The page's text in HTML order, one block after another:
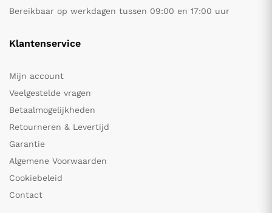
Bereikbaar op werkdagen tussen 09:00 en 17:00 uur
Klantenservice
Mijn account
Veelgestelde vragen
Betaalmogelijkheden
Retourneren & Levertijd
Garantie
Algemene Voorwaarden
Cookiebeleid
Contact